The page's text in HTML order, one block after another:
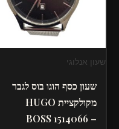
שעון אנלוגי
שעון כסף הוגו בוס לגבר
מקולקציית HUGO
BOSS 1514066 –